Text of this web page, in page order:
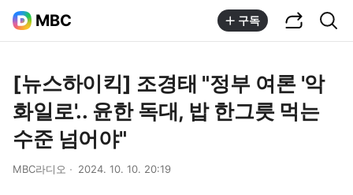
MBC 구독
[뉴스하이킥] 조경태 "정부 여론 '악
화일로'.. 윤한 독대, 밥 한그릇 먹는
수준 넘어야"
MBC라디오 2024. 10. 10. 20:19